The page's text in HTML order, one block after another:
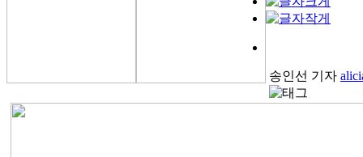
송인선 기자